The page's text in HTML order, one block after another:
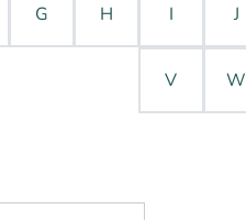
G H I J
V W